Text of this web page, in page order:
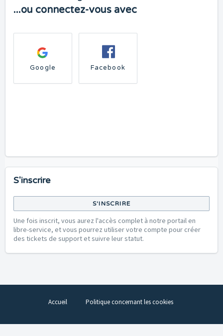
...ou connectez-vous avec
Google Facebook
S'inscrire
S'INSCRIRE
Une fois inscrit, vous aurez l'accès complet à notre portail en
libre-service, et vous pourrez utiliser votre compte pour créer
des tickets de support et suivre leur statut.
Accueil Politique concernant les cookies